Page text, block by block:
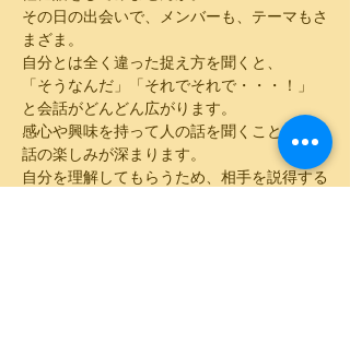
​その日の出会いで、メンバーも、テーマもさ
まざま。
​自分とは全く違った捉え方を聞くと、
​「そうなんだ」「それでそれで・・・！」
​と会話がどんどん広がります。
​感心や興味を持って人の話を聞くことで、対
話の楽しみが深まります。
​自分を理解してもらうため、相手を説得する